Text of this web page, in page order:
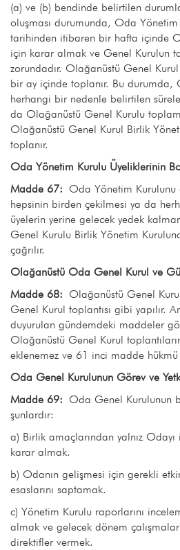
(a) ve (b) bendinde belirtilen
oluşması durumunda, Oda
tarihinden itibaren bir hafta içinde
için karar almak ve Genel Kurulun
zorundadır. Olağanüstü Genel
bir ay içinde toplanır. Bu durumda,
herhangi bir nedenle belirtilen
da Olağanüstü Genel Kurulu
Olağanüstü Genel Kurul Birlik
toplanır.
Oda Yönetim Kurulu Üyeliklerinin
Madde 67: Oda Yönetim Kurulunu
hepsinin birden çekilmesi ya da
üyelerin yerine gelecek yedek
Genel Kurulu Birlik Yönetim
çağrılır.
Olağanüstü Oda Genel Kurul ve
Madde 68: Olağanüstü Genel
Genel Kurul toplantısı gibi yapılır.
duyurulan gündemdeki maddeler
Olağanüstü Genel Kurul
eklenemez ve 61 inci madde
Oda Genel Kurulunun Görev ve
Madde 69: Oda Genel Kurulunun
şunlardır:
a) Birlik amaçlarından yalnız
karar almak.
b) Odanın gelişmesi için gerekli
esaslarını saptamak.
c) Yönetim Kurulu raporlarını
almak ve gelecek dönem
direktifler vermek.